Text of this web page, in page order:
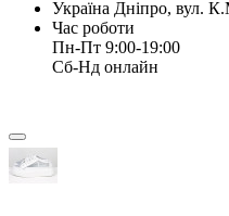
Україна Дніпро, вул.
Час роботи
Пн-Пт 9:00-19:00
Сб-Нд онлайн